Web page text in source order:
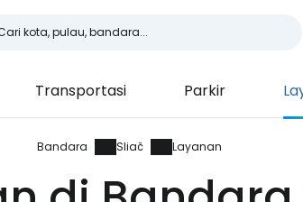
Transportasi Parkir
Bandara Sliač Layanan